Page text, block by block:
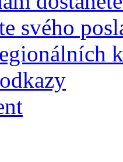
svého